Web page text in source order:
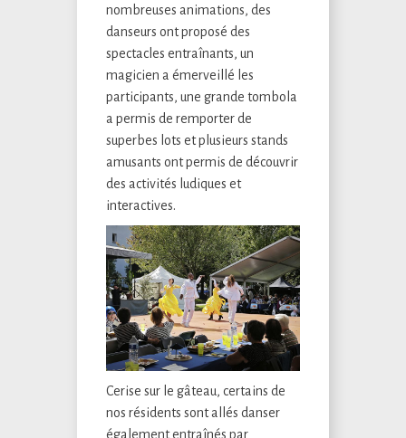
nombreuses animations, des
danseurs ont proposé des
spectacles entraînants, un
magicien a émerveillé les
participants, une grande tombola
a permis de remporter de
superbes lots et plusieurs stands
amusants ont permis de découvrir
des activités ludiques et
interactives.
Cerise sur le gâteau, certains de
nos résidents sont allés danser
également entraînés par